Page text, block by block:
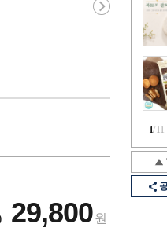
1/11
29,800원